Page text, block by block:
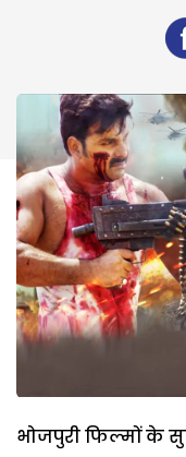
भोजपुरी फिल्मों के